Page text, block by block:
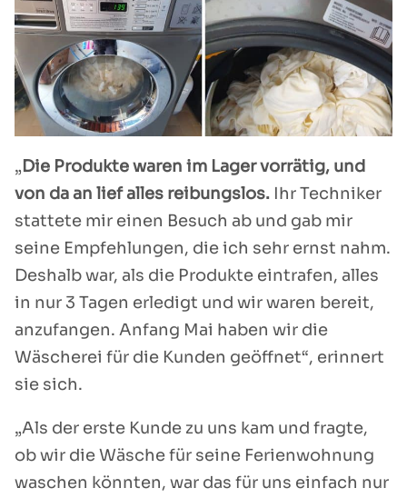
„ Die Produkte waren im Lager vorrätig, und
von da an lief alles reibungslos. Ihr Techniker
stattete mir einen Besuch ab und gab mir
seine Empfehlungen, die ich sehr ernst nahm.
Deshalb war, als die Produkte eintrafen, alles
in nur 3 Tagen erledigt und wir waren bereit,
anzufangen. Anfang Mai haben wir die
Wäscherei für die Kunden geöffnet“, erinnert
sie sich.
„Als der erste Kunde zu uns kam und fragte,
ob wir die Wäsche für seine Ferienwohnung
waschen könnten, war das für uns einfach nur